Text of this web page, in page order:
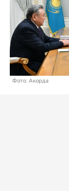
Фото: Акорда